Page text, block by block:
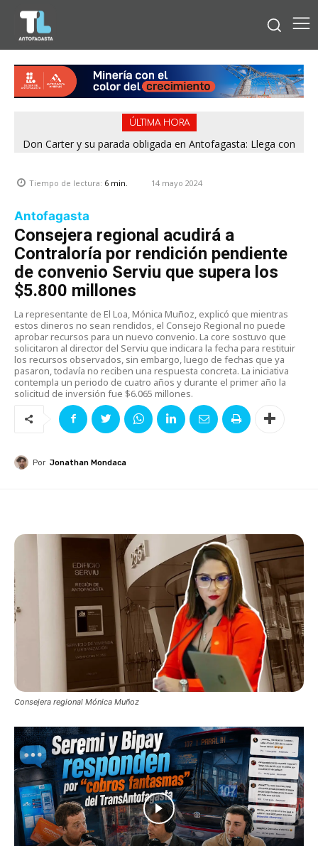
ÚLTIMA HORA
Don Carter y su parada obligada en Antofagasta: Llega con
Tiempo de lectura: 6 min. 14 mayo 2024
Antofagasta
Consejera regional acudirá a
Contraloría por rendición pendiente
de convenio Serviu que supera los
$5.800 millones
La representante de El Loa, Mónica Muñoz, explicó que mientras
estos dineros no sean rendidos, el Consejo Regional no puede
aprobar recursos para un nuevo convenio. La core sostuvo que
solicitaron al director del Serviu que indicara la fecha para restituir
los recursos observados, sin embargo, luego de fechas que ya
pasaron, todavía no reciben una respuesta concreta. La iniciativa
contempla un periodo de cuatro años y durante el primer año la
solicitud de inversión fue $6.065 millones.
Por Jonathan Mondaca
Consejera regional Mónica Muñoz